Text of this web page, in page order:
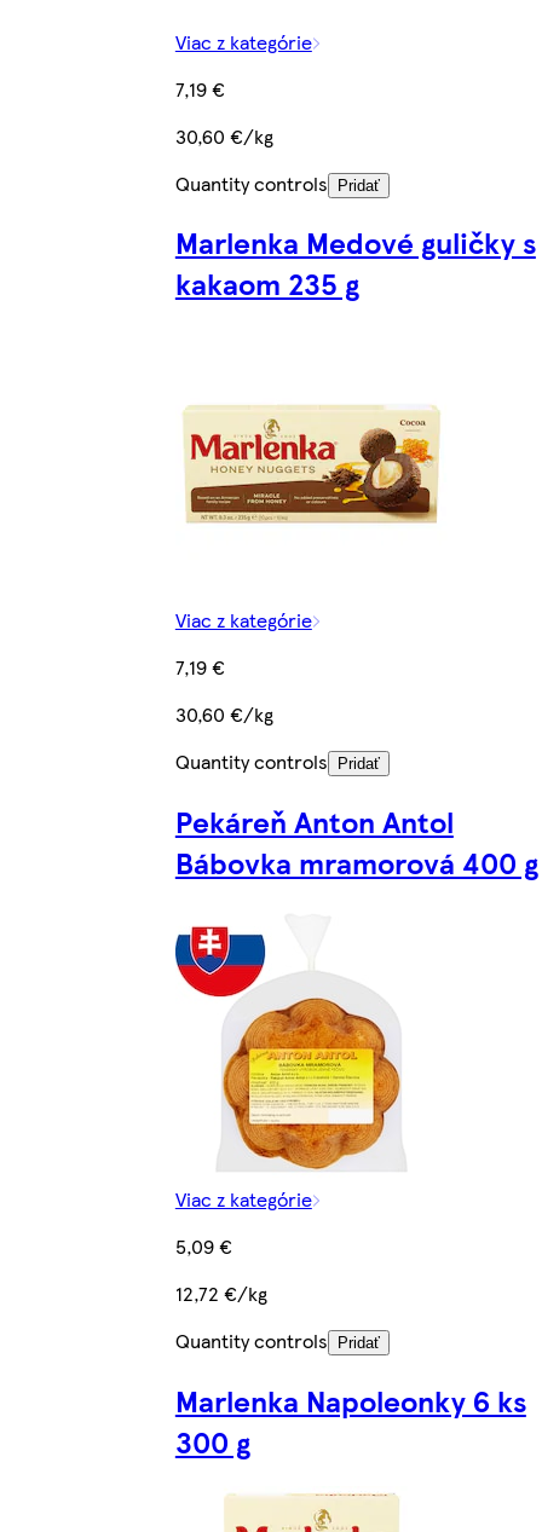
Viac z kategórie
7,19 €
30,60 €/kg
Quantity controls
Pridať
Marlenka Medové guličky s
kakaom 235 g
Viac z kategórie
7,19 €
30,60 €/kg
Quantity controls
Pridať
Pekáreň Anton Antol
Bábovka mramorová 400 g
Viac z kategórie
5,09 €
12,72 €/kg
Quantity controls
Pridať
Marlenka Napoleonky 6 ks
300 g